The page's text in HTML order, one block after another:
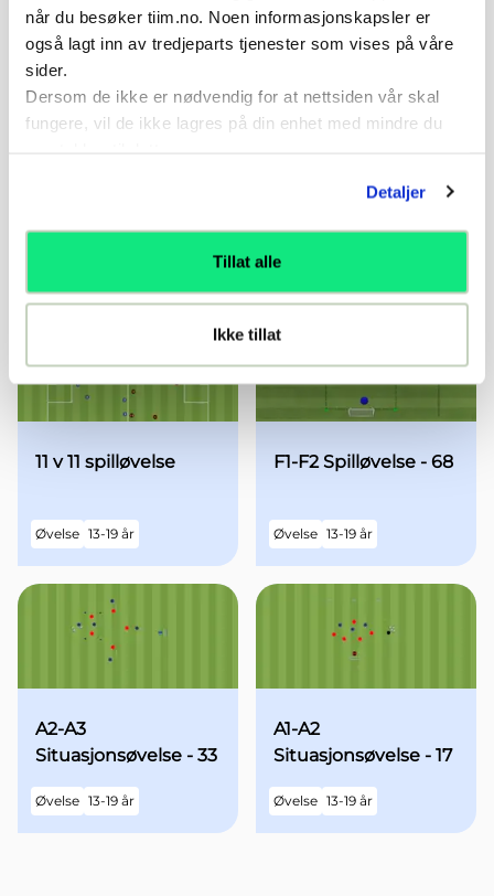
når du besøker tiim.no. Noen informasjonskapsler er
også lagt inn av tredjeparts tjenester som vises på våre
sider.
Dersom de ikke er nødvendig for at nettsiden vår skal
fungere, vil de ikke lagres på din enhet med mindre du
Detaljer
Tillat alle
Ikke tillat
Hvis du ønsker mer kontekst så er denne øvelsen
referert til i følgende artikler:
Artikkel
Relaterte øvelser
11 v 11 spilløvelse
Øvelse 13-19 år
F1-F2 Spilløvelse - 68
Øvelse 13-19 år
A2-A3
Situasjonsøvelse - 33
Øvelse 13-19 år
A1-A2
Situasjonsøvelse - 17
Øvelse 13-19 år